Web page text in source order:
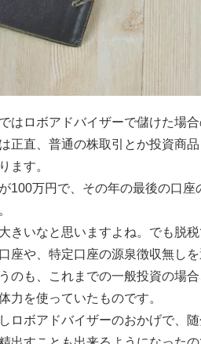
はロボアドバイザーで儲けた場合
正直、普通の株取引とか投資商
ます。
100万円で、その年の最後の口
きいなと思いますよね。でも脱
座や、特定口座の源泉徴収無し
のも、これまでの一般投資の場
力を使っていたものです。
ロボアドバイザーのおかげで、